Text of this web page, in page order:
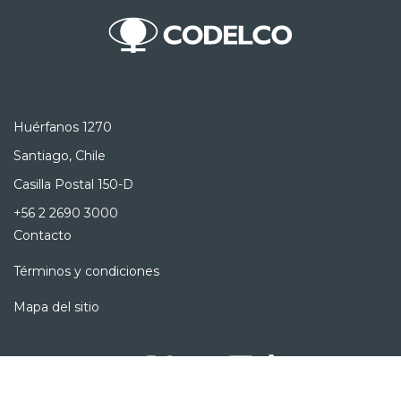
Huérfanos 1270
Santiago, Chile
Casilla Postal 150-D
+56 2 2690 3000
Contacto
Términos y condiciones
Mapa del sitio